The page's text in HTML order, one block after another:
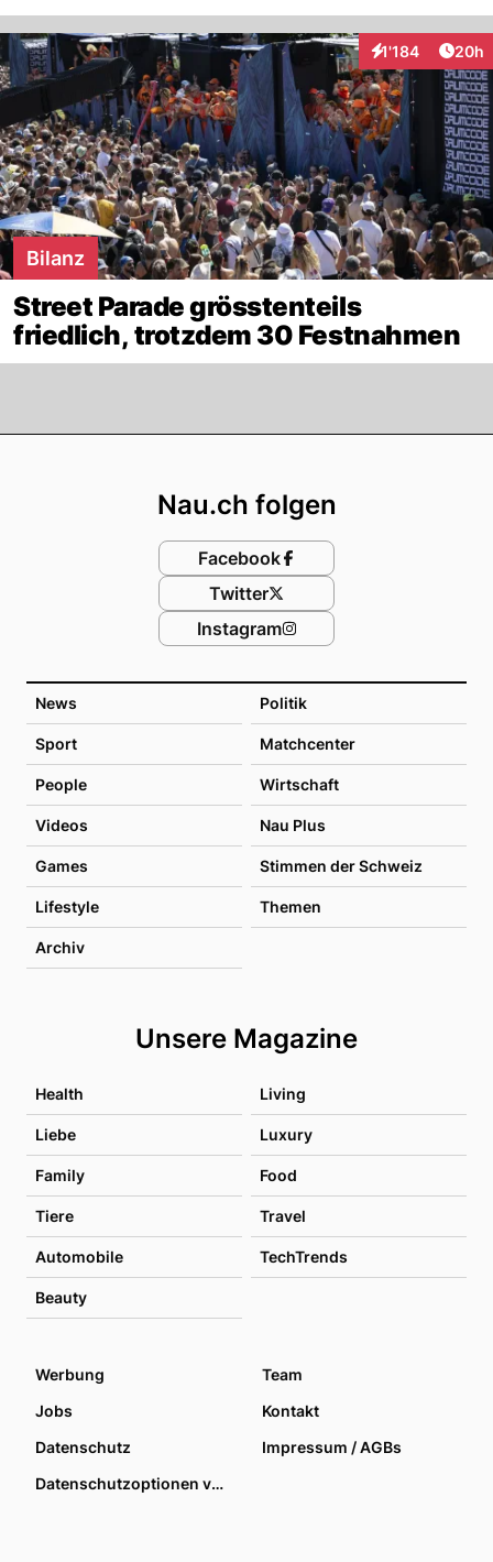
1'184
Interaktionen20h
Bilanz
Street Parade grösstenteils
friedlich, trotzdem 30 Festnahmen
News Politik
Sport Matchcenter
People Wirtschaft
Videos Nau Plus
Games Stimmen der Schweiz
Lifestyle Themen
Archiv
Unsere Magazine
Health Living
Liebe Luxury
Family Food
Tiere Travel
Automobile TechTrends
Beauty
Nau.ch folgen
Facebook
Twitter
Instagram
Werbung
Team
Jobs
Kontakt
Datenschutz
Impressum / AGBs
Datenschutzoptionen verwalten